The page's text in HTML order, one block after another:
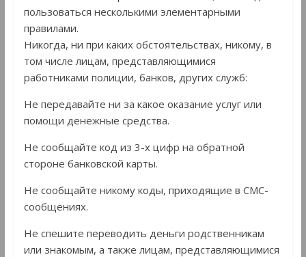
пользоваться несколькими элементарными
правилами.
Никогда, ни при каких обстоятельствах, никому, в
том числе лицам, представляющимися
работниками полиции, банков, других служб:
Не передавайте ни за какое оказание услуг или
помощи денежные средства.
Не сообщайте код из 3-х цифр на обратной
стороне банковской карты.
Не сообщайте никому коды, приходящие в СМС-
сообщениях.
Не спешите переводить деньги родственникам
или знакомым, а также лицам, представляющимися